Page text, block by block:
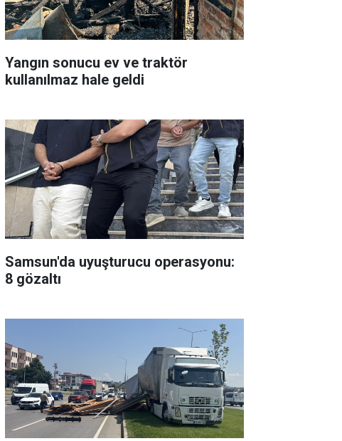
Yangın sonucu ev ve traktör
kullanılmaz hale geldi
Samsun'da uyuşturucu operasyonu:
8 gözaltı